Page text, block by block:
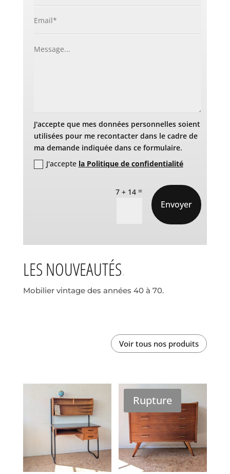
J'accepte que mes données personnelles soient
utilisées pour me recontacter dans le cadre de
ma demande indiquée dans ce formulaire.
J'accepte la Politique de confidentialité
7 + 14 =
Envoyer
LES NOUVEAUTÉS
Mobilier vintage des années 40 à 70.
Voir tous nos produits
Rupture